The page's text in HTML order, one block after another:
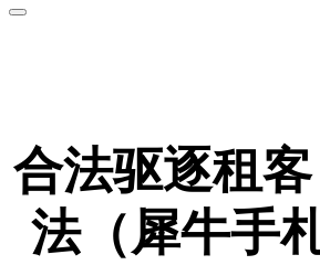
合法驱逐租
法（犀牛手